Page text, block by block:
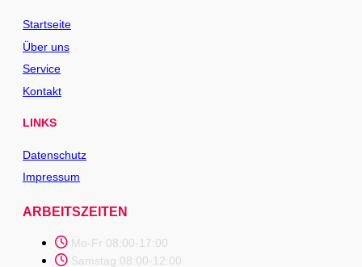
Startseite
Über uns
Service
Kontakt
LINKS
Datenschutz
Impressum
ARBEITSZEITEN
Mo-Fr 08:00-17:00
Samstag 08:00-12:00